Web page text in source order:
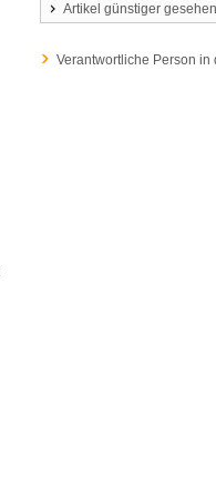
Artikel günstiger
Verantwortliche Person in